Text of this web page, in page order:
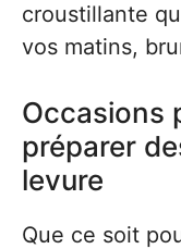
croustillante
vos matins,
Occasions
préparer
levure
Que ce soit